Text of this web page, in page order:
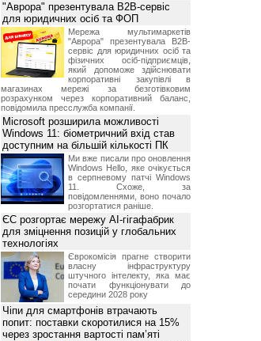
"Аврора" презентувала B2B-сервіс
для юридичних осіб та ФОП
Мережа мультимаркетів
"Аврора" презентувала B2B-
сервіс для юридичних осіб та
фізичних осіб-підприємців,
який допоможе здійснювати
корпоративні закупівлі в
магазинах мережі за безготівковим
розрахунком через корпоративний баланс,
повідомила пресслужба компанії.
Microsoft розширила можливості
Windows 11: біометричний вхід став
доступним на більшій кількості ПК
Ми вже писали про оновлення
Windows Hello, яке очікується
в серпневому патчі Windows
11. Схоже, за
повідомленнями, воно почало
розгортатися раніше.
ЄС розгортає мережу AI-гігафабрик
для зміцнення позицій у глобальних
технологіях
Єврокомісія прагне створити
власну інфраструктуру
штучного інтелекту, яка має
почати функціонувати до
середини 2028 року
Чіпи для смартфонів втрачають
попит: поставки скоротилися на 15%
через зростання вартості пам’яті